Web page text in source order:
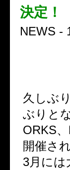
決定！
NEWS -
久しぶ
ぶりと
ORKS
開催さ
3月には